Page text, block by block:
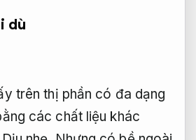
dù
trên thị phần có đa dạng
các chất liệu khác